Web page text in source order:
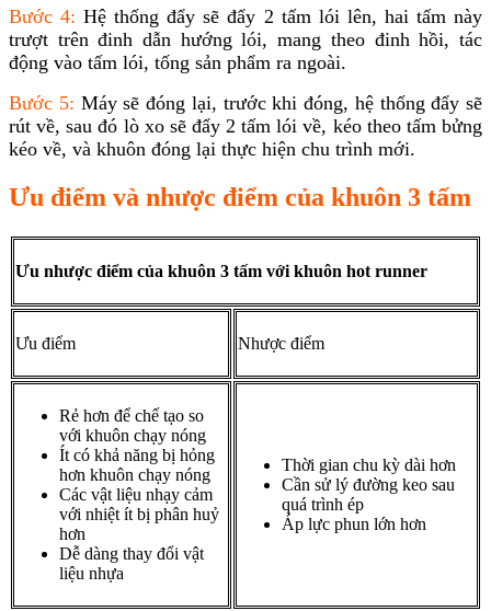
Bước 4: Hệ thống đẩy sẽ đẩy 2 tấm lói lên, hai tấm này
trượt trên đinh dẫn hướng lói, mang theo đinh hồi, tác
động vào tấm lói, tống sản phẩm ra ngoài.
Bước 5: Máy sẽ đóng lại, trước khi đóng, hệ thống đẩy sẽ
rút về, sau đó lò xo sẽ đẩy 2 tấm lói về, kéo theo tấm bửng
kéo về, và khuôn đóng lại thực hiện chu trình mới.
Ưu điểm và nhược điểm của khuôn 3 tấm
Ưu nhược điểm của khuôn 3 tấm với khuôn hot runner
Ưu điểm Nhược điểm
Rẻ hơn để chế tạo so
với khuôn chạy nóng
Ít có khả năng bị hỏng
hơn khuôn chạy nóng
Các vật liệu nhạy cảm
với nhiệt ít bị phân huỷ
hơn
Dễ dàng thay đổi vật
liệu nhựa
Thời gian chu kỳ dài hơn
Cần sử lý đường keo sau
quá trình ép
Áp lực phun lớn hơn